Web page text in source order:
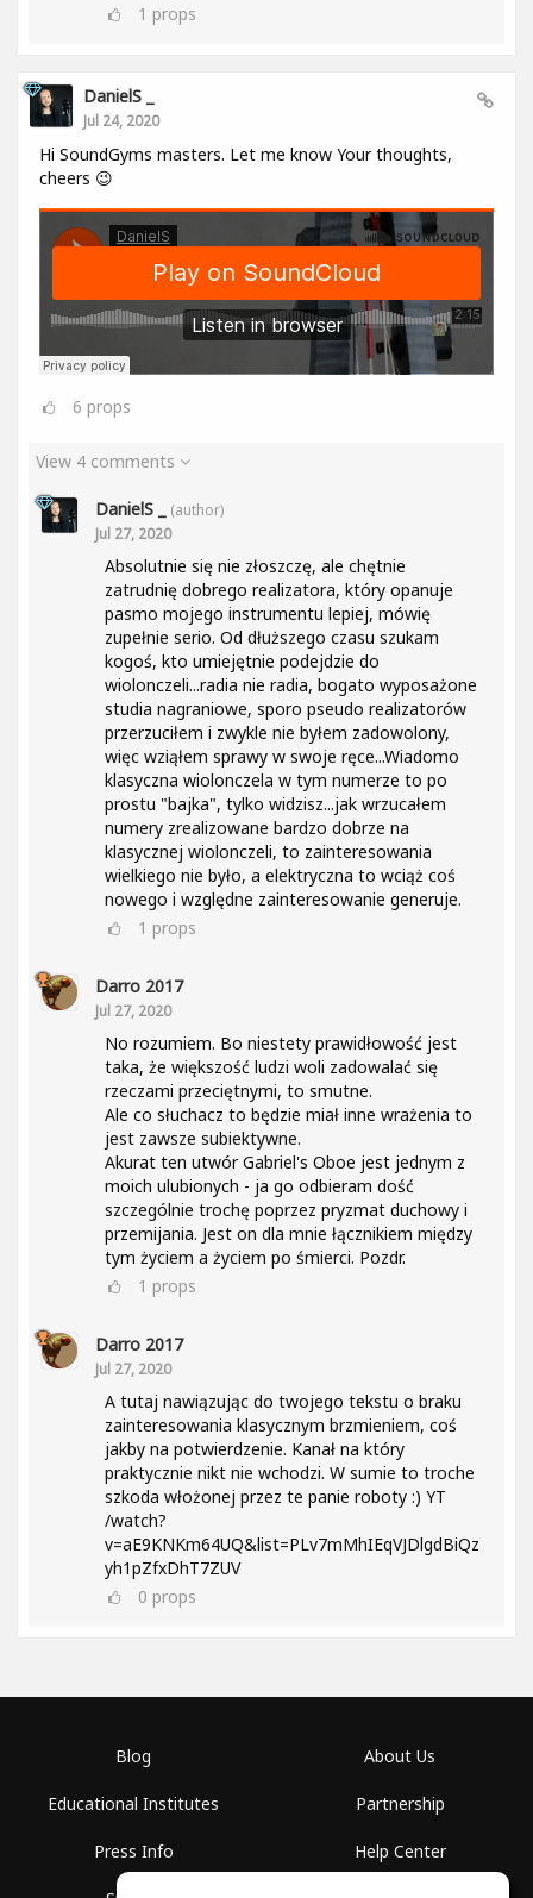
1 props
DanielS _
Jul 24, 2020
Hi SoundGyms masters. Let me know Your thoughts,
cheers 😉
6 props
View 4 comments
DanielS _
(author)
Jul 27, 2020
Absolutnie się nie złoszczę, ale chętnie
zatrudnię dobrego realizatora, który opanuje
pasmo mojego instrumentu lepiej, mówię
zupełnie serio. Od dłuższego czasu szukam
kogoś, kto umiejętnie podejdzie do
wiolonczeli...radia nie radia, bogato wyposażone
studia nagraniowe, sporo pseudo realizatorów
przerzuciłem i zwykle nie byłem zadowolony,
więc wziąłem sprawy w swoje ręce...Wiadomo
klasyczna wiolonczela w tym numerze to po
prostu "bajka", tylko widzisz...jak wrzucałem
numery zrealizowane bardzo dobrze na
klasycznej wiolonczeli, to zainteresowania
wielkiego nie było, a elektryczna to wciąż coś
nowego i względne zainteresowanie generuje.
1 props
Darro 2017
Jul 27, 2020
No rozumiem. Bo niestety prawidłowość jest
taka, że większość ludzi woli zadowalać się
rzeczami przeciętnymi, to smutne.
Ale co słuchacz to będzie miał inne wrażenia to
jest zawsze subiektywne.
Akurat ten utwór Gabriel's Oboe jest jednym z
moich ulubionych - ja go odbieram dość
szczególnie trochę poprzez pryzmat duchowy i
przemijania. Jest on dla mnie łącznikiem między
tym życiem a życiem po śmierci. Pozdr.
1 props
Darro 2017
Jul 27, 2020
A tutaj nawiązując do twojego tekstu o braku
zainteresowania klasycznym brzmieniem, coś
jakby na potwierdzenie. Kanał na który
praktycznie nikt nie wchodzi. W sumie to troche
szkoda włożonej przez te panie roboty :) YT
/watch?
v=aE9KNKm64UQ&list=PLv7mMhIEqVJDlgdBiQz
yh1pZfxDhT7ZUV
0 props
Blog
Educational Institutes
Press Info
About Us
Partnership
Help Center